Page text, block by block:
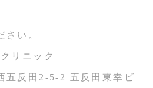
さい。
リニック
五反田2-5-2 五反田東幸ビ